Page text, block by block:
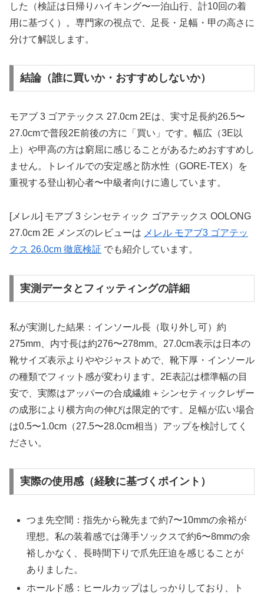
した（検証は日帰りハイキング〜一泊山行、計10回の着
用に基づく）。専門家の視点で、足長・足幅・甲の高さに
分けて解説します。
結論（誰に買いか・おすすめしないか）
モアブ 3 ゴアテックス 27.0cm 2Eは、実寸足長約26.5〜
27.0cmで普段2E前後の方に「買い」です。幅広（3E以
上）や甲高の方は窮屈に感じることがあるためおすすめし
ません。トレイルでの安定感と防水性（GORE-TEX）を
重視する登山初心者〜中級者向けに適しています。
[メレル] モアブ 3 シンセティック ゴアテックス OOLONG
27.0cm 2E メンズのレビューは メレル モアブ3 ゴアテッ
クス 26.0cm 徹底検証 でも紹介しています。
実測データとフィッティングの詳細
私が実測した結果：インソール長（取り外し可）約
275mm、内寸長は約276〜278mm。27.0cm表示は日本の
靴サイズ表示よりややジャストめで、靴下厚・インソール
の種類でフィット感が変わります。2E表記は標準幅の目
安で、実際はアッパーの合成繊維＋シンセティックレザー
の成形により横方向の伸びは限定的です。足幅が広い場合
は0.5〜1.0cm（27.5〜28.0cm相当）アップを検討してく
ださい。
実際の使用感（経験に基づくポイント）
つま先空間：指先から靴先まで約7〜10mmの余裕が
理想。私の装着感では薄手ソックスで約6〜8mmの余
裕しかなく、長時間下りで爪先圧迫を感じることが
ありました。
ホールド感：ヒールカップはしっかりしており、ト